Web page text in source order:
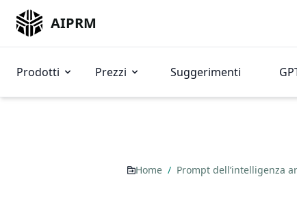
AIPRM
Prodotti Prezzi Suggerimenti
Home / Prompt dell’intelligenza